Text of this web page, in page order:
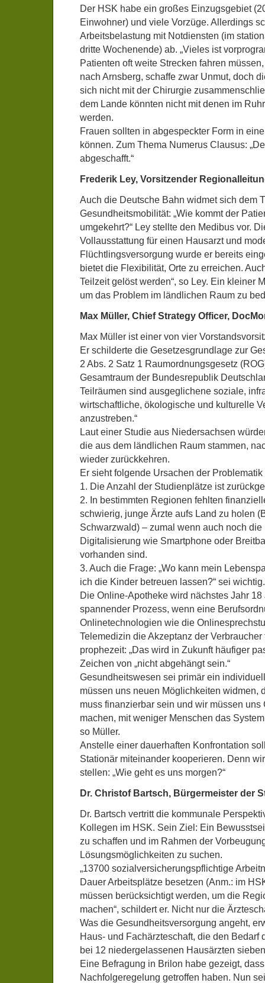
Der HSK habe ein großes Einzugsgebiet
Einwohner) und viele Vorzüge. Allerdings
Arbeitsbelastung mit Notdiensten (im
dritte Wochenende) ab. „Vieles ist
Patienten oft weite Strecken fahren
nach Arnsberg, schaffe zwar Unmut, doch
sich nicht mit der Chirurgie
dem Lande könnten nicht mit denen im
werden.
Frauen sollten in abgespeckter Form in
können. Zum Thema Numerus Clausus:
abgeschafft.“
Frederik Ley, Vorsitzender
Auch die Deutsche Bahn widmet sich dem
Gesundheitsmobilität: „Wie kommt der
umgekehrt?“ Ley stellte den Medibus vor.
Vollausstattung für einen Hausarzt und
Flüchtlingsversorgung wurde er bereits
bietet die Flexibilität, Orte zu erreichen.
Teilzeit gelöst werden“, so Ley. Ein kleiner
um das Problem im ländlichen Raum zu
Max Müller, Chief Strategy Officer,
Max Müller ist einer von vier
Er schilderte die Gesetzesgrundlage zur
2 Abs. 2 Satz 1 Raumordnungsgesetz
Gesamtraum der Bundesrepublik
Teilräumen sind ausgeglichene soziale,
wirtschaftliche, ökologische und kulturelle
anzustreben.“
Laut einer Studie aus Niedersachsen
die aus dem ländlichen Raum stammen,
wieder zurückkehren.
Er sieht folgende Ursachen der
1. Die Anzahl der Studienplätze ist
2. In bestimmten Regionen fehlten
schwierig, junge Ärzte aufs Land zu holen
Schwarzwald) – zumal wenn auch noch
Digitalisierung wie Smartphone oder
vorhanden sind.
3. Auch die Frage: „Wo kann mein
ich die Kinder betreuen lassen?“ sei wichtig.
Die Online-Apotheke wird nächstes Jahr
spannender Prozess, wenn eine
Onlinetechnologien wie die
Telemedizin die Akzeptanz der
prophezeit: „Das wird in Zukunft häufiger
Zeichen von „nicht abgehängt sein.“
Gesundheitswesen sei primär ein
müssen uns neuen Möglichkeiten widmen,
muss finanzierbar sein und wir müssen uns
machen, mit weniger Menschen das
so Müller.
Anstelle einer dauerhaften Konfrontation
Stationär miteinander kooperieren. Denn
stellen: „Wie geht es uns morgen?“
Dr. Christof Bartsch, Bürgermeister der
Dr. Bartsch vertritt die kommunale
Kollegen im HSK. Sein Ziel: Ein
zu schaffen und im Rahmen der
Lösungsmöglichkeiten zu suchen.
„13700 sozialversicherungspflichtige
Dauer Arbeitsplätze besetzen (Anm.: im
müssen berücksichtigt werden, um die
machen“, schildert er. Nicht nur die
Was die Gesundheitsversorgung angeht,
Haus- und Fachärzteschaft, die den Bedarf
bei 12 niedergelassenen Hausärzten
Eine Befragung in Brilon habe gezeigt,
Nachfolgeregelung getroffen haben. Nun